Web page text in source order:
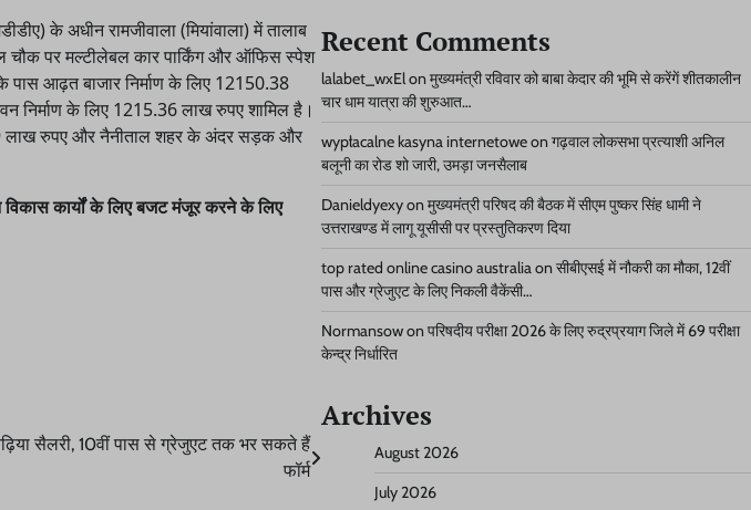
के अधीन रामजीवाला (मियांवाला) में तालाब
चौक पर मल्टीलेबल कार पार्किंग और ऑफिस स्पेश
आढ़त बाजार निर्माण के लिए 12150.38
निर्माण के लिए 1215.36 लाख रुपए शामिल है।
लाख रुपए और नैनीताल शहर के अंदर सड़क और
विकास कार्यों के लिए बजट मंजूर करने के लिए
सैलरी, 10वीं पास से ग्रेजुएट तक भर सकते हैं
फॉर्म
Recent Comments
lalabet_wxElonमुख्यमंत्री रविवार को बाबा केदार की भूमि से करेंगें शीतकालीन
चार धाम यात्रा की शुरुआत…
wypłacalne kasyna internetoweonगढ़वाल लोकसभा प्रत्याशी अनिल
बलूनी का रोड शो जारी, उमड़ा जनसैलाब
Danieldyexyonमुख्यमंत्री परिषद की बैठक में सीएम पुष्कर सिंह धामी ने
उत्तराखण्ड में लागू यूसीसी पर प्रस्तुतिकरण दिया
top rated online casino australiaonसीबीएसई में नौकरी का मौका, 12वीं
पास और ग्रेजुएट के लिए निकली वैकेंसी…
Normansowonपरिषदीय परीक्षा 2026 के लिए रुद्रप्रयाग जिले में 69 परीक्षा
केन्द्र निर्धारित
Archives
August 2026
July 2026